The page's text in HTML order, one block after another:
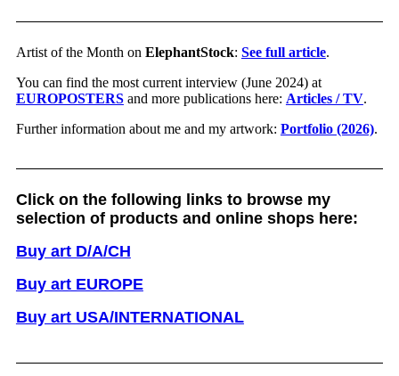
Artist of the Month on ElephantStock: See full article.
You can find the most current interview (June 2024) at
EUROPOSTERSand more publications here: Articles / TV.
Further information about me and my artwork: Portfolio (2026).
Click on the following links to browse my
selection of products and online shops here:
Buy art D/A/CH
Buy art EUROPE
Buy art USA/INTERNATIONAL